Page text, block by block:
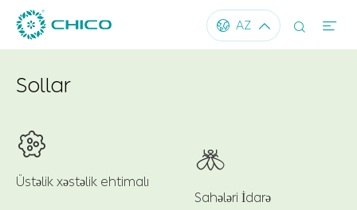
 AZ   
Sollar

Üstəlik xəstəlik ehtimalı

Sahələri İdarə